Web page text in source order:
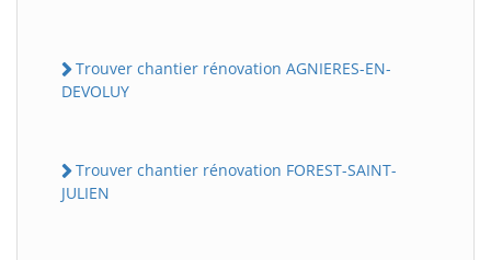
Trouver chantier rénovation AGNIERES-EN-
DEVOLUY
Trouver chantier rénovation FOREST-SAINT-
JULIEN